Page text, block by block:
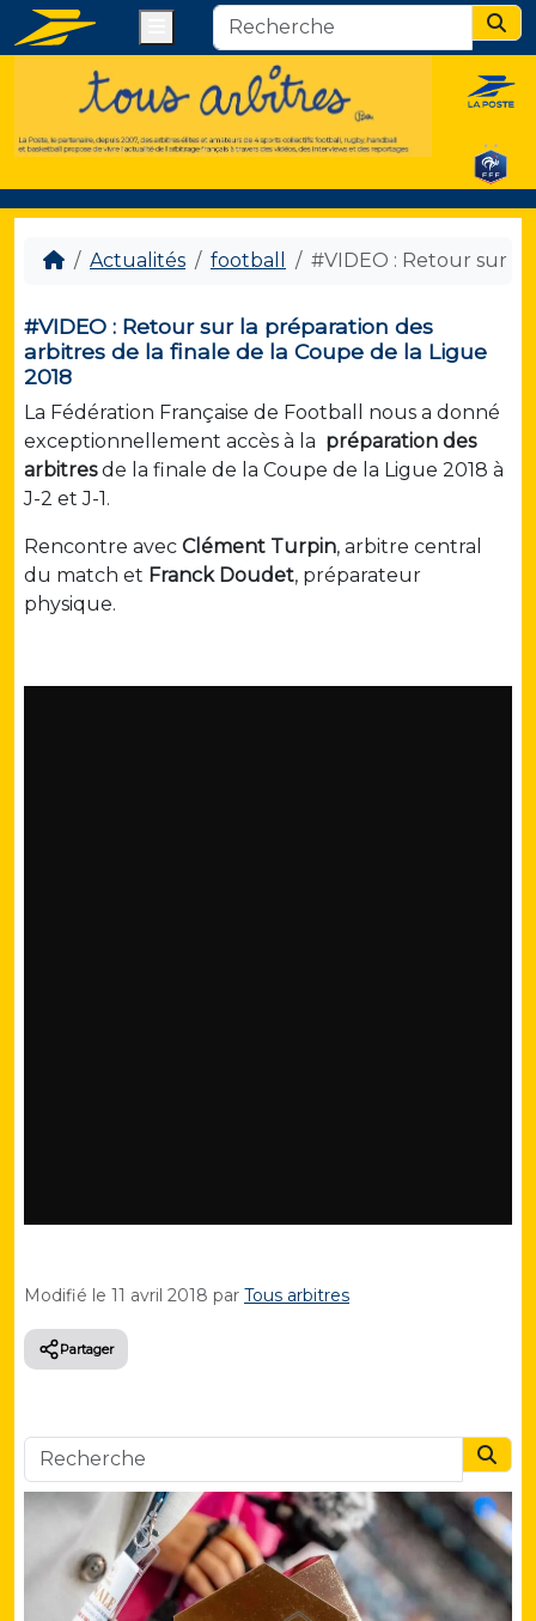
Actualités football #VIDEO : Retour sur
#VIDEO : Retour sur la préparation des
arbitres de la finale de la Coupe de la Ligue
2018
La Fédération Française de Football nous a donné
exceptionnellement accès à la préparation des
arbitresde la finale de la Coupe de la Ligue 2018 à
J-2 et J-1.
Rencontre avec Clément Turpin, arbitre central
du match et Franck Doudet, préparateur
physique.
Modifié le 11 avril 2018 par Tous arbitres
Partager